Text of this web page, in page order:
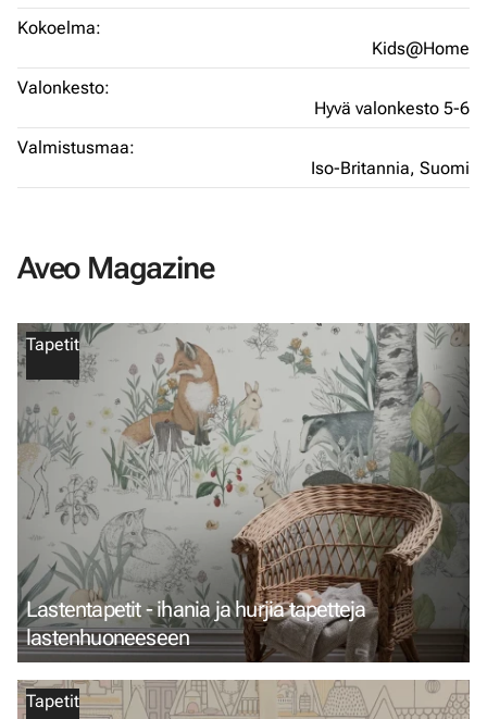
Kokoelma:
Kids@Home
Valonkesto:
Hyvä valonkesto 5-6
Valmistusmaa:
Iso-Britannia, Suomi
Aveo Magazine
Tapetit
Lastentapetit - ihania ja hurjia tapetteja
lastenhuoneeseen
Tapetit